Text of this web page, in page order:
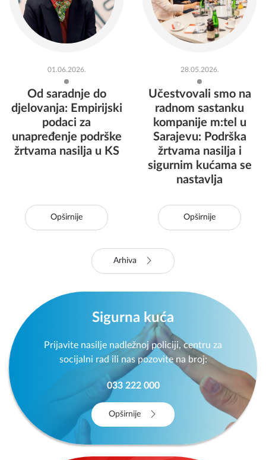
01.06.2026.
Od saradnje do
djelovanja: Empirijski
podaci za
unapređenje podrške
žrtvama nasilja u KS
Opširnije
28.05.2026.
Učestvovali smo na
radnom sastanku
kompanije m:tel u
Sarajevu: Podrška
žrtvama nasilja i
sigurnim kućama se
nastavlja
Opširnije
Arhiva
Sigurna kuća
Prijavite nasilje nadležnoj policiji, centru za
socijalni rad ili nas pozovite na broj:
033 222 000
Opširnije